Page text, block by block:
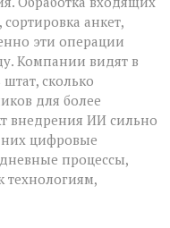
анкет,
эти операции
Компании видят в
сколько
для более
внедрения ИИ сильно
цифровые
процессы,
технологиям,